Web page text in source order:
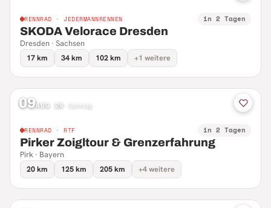
RENNRAD · JEDERMANNRENNEN in 2 Tagen
SKODA Velorace Dresden
Dresden · Sachsen
17 km
34 km 102 km +1 weitere
09AUG 26 Sonntag
RENNRAD · RTF in 2 Tagen
Pirker Zoigltour & Grenzerfahrung
Pirk · Bayern
20 km
125 km 205 km +4 weitere